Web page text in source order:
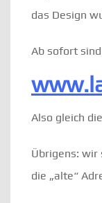
das Design
Ab sofort
Also gleich
Übrigens: wir
die „alte“